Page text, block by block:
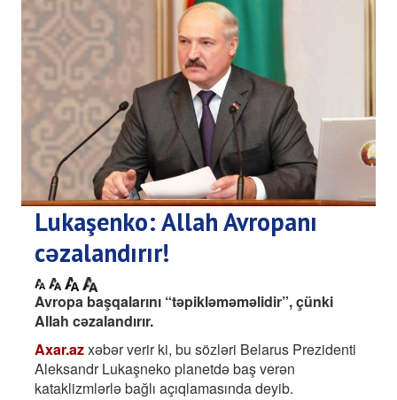
Lukaşenko: Allah Avropanı
cəzalandırır!
Avropa başqalarını “təpikləməməlidir”, çünki
Allah cəzalandırır.
Axar.azxəbər verir ki, bu sözləri Belarus Prezidenti
Aleksandr Lukaşneko planetdə baş verən
kataklizmlərlə bağlı açıqlamasında deyib.